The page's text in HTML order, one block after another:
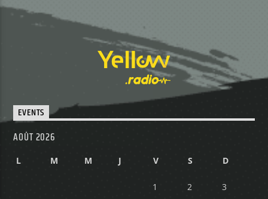
EVENTS
AOÛT 2026
L M M J V S D
1 2
3